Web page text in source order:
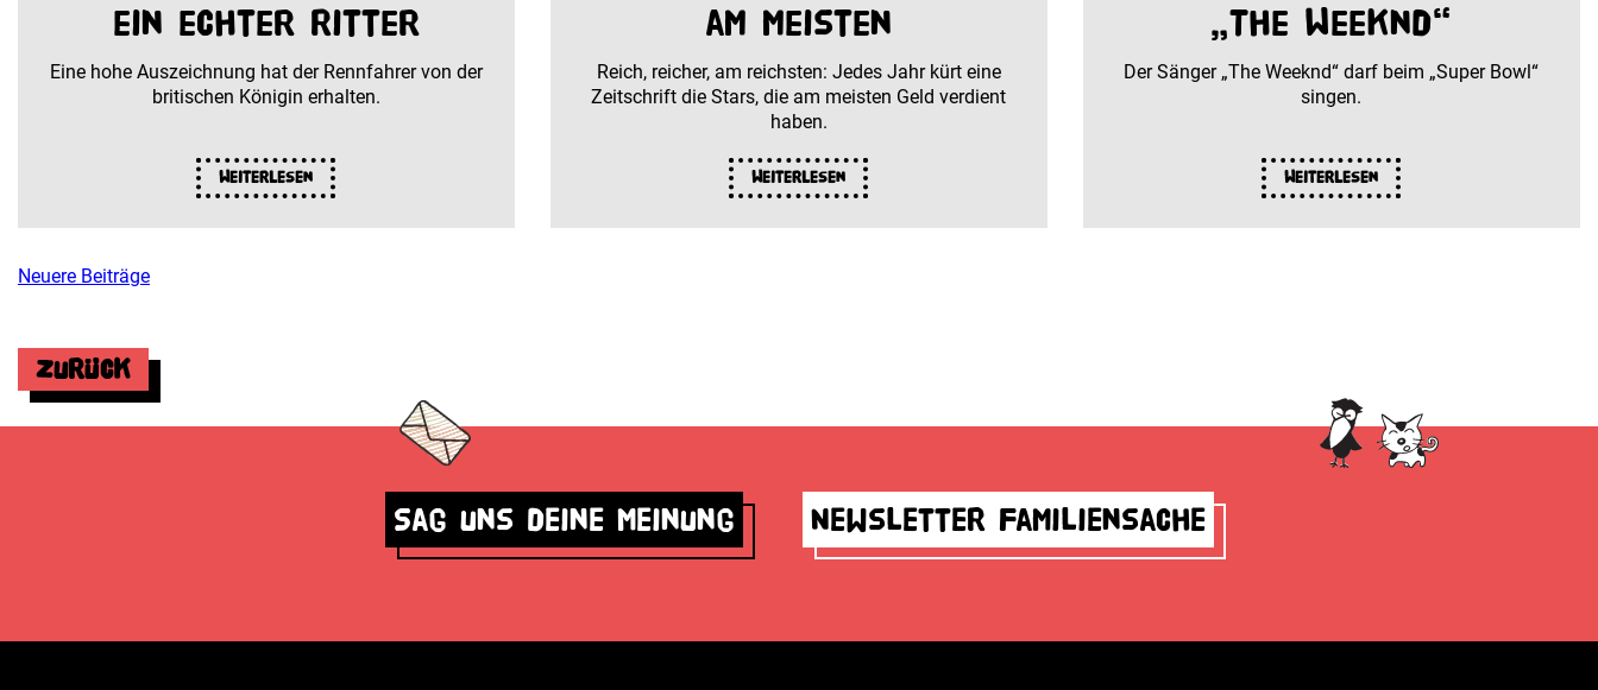
ein echter Ritter
Eine hohe Auszeichnung hat der Rennfahrer von der
britischen Königin erhalten.
Weiterlesen
am meisten
Reich, reicher, am reichsten: Jedes Jahr kürt eine
Zeitschrift die Stars, die am meisten Geld verdient
haben.
Weiterlesen
„The Weeknd“
Der Sänger „The Weeknd“ darf beim „Super Bowl“
singen.
Weiterlesen
Beitragsnavigation
Neuere Beiträge
Zurück
Sag uns deine Meinung Newsletter Familiensache